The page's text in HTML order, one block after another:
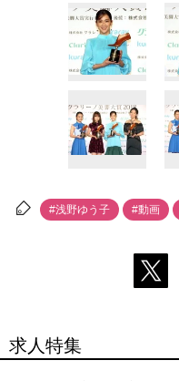
#浅野ゆう子 #動画
求人特集